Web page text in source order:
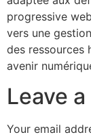
progressive
vers une
des ressources
avenir
Leave
Your email